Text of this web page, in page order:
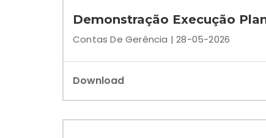
Demonstração Execução
Contas De Gerência | 28-05-2026
Download